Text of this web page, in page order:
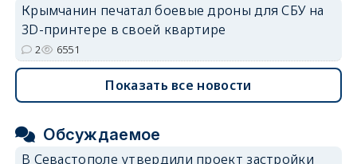
Крымчанин печатал боевые дроны для СБУ на
3D-принтере в своей квартире
2 6551
Показать все новости
Обсуждаемое
В Севастополе утвердили проект застройки